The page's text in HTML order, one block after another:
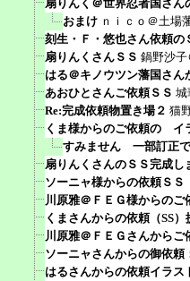
扇りんく＠世界忍者国さん
おまけ ｎｉｃｏ＠土場
刻生・Ｆ・悠也さん依頼の
扇りんくさんＳＳ 鍋野沙子
はる＠キノウツン藩国さん
あおひとさんご依頼ＳＳ 城
Re:完成依頼物置き場２ 猫
くま様からのご依頼の イ
すみません 一部訂正
扇りんくさんのＳＳ完成し
ソーニャ様からの依頼ＳＳ
川原雅＠ＦＥＧ様からのご
くまさんからの依頼（SS）
川原雅＠ＦＥＧさんからご
ソーニャさんからの御依頼
はるさんからの依頼イラス